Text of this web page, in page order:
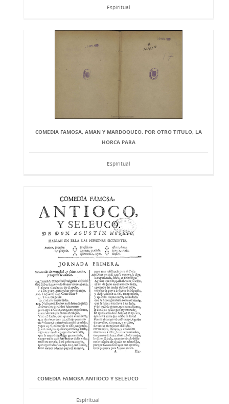
Espiritual
COMEDIA FAMOSA, AMAN Y MARDOQUEO: POR OTRO TITULO, LA
HORCA PARA
Espiritual
COMEDIA FAMOSA ANTÍOCO Y SELEUCO
Espiritual